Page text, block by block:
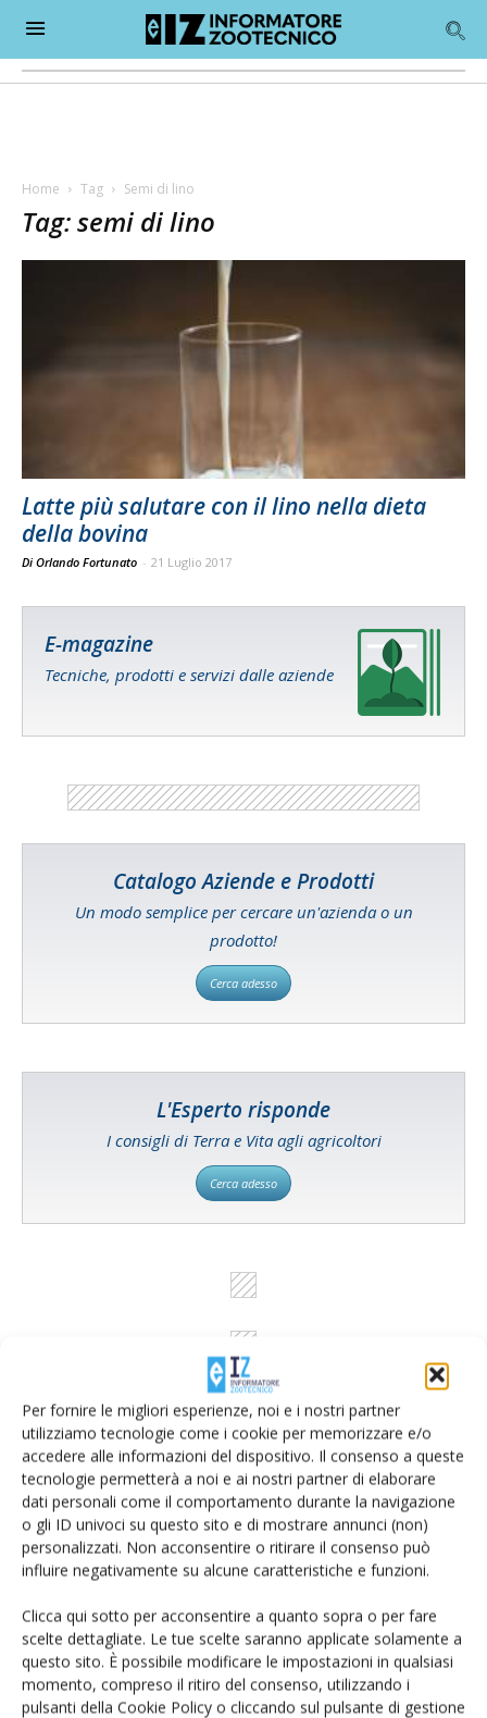
Per fornire le migliori esperienze, noi e i nostri partner
utilizziamo tecnologie come i cookie per memorizzare e/o
accedere alle informazioni del dispositivo. Il consenso a queste
tecnologie permetterà a noi e ai nostri partner di elaborare
dati personali come il comportamento durante la navigazione
o gli ID univoci su questo sito e di mostrare annunci (non)
personalizzati. Non acconsentire o ritirare il consenso può
influire negativamente su alcune caratteristiche e funzioni.
Clicca qui sotto per acconsentire a quanto sopra o per fare
scelte dettagliate. Le tue scelte saranno applicate solamente a
questo sito. È possibile modificare le impostazioni in qualsiasi
momento, compreso il ritiro del consenso, utilizzando i
pulsanti della Cookie Policy o cliccando sul pulsante di gestione
Home Tag Semi di lino
Tag: semi di lino
Latte più salutare con il lino nella dieta
della bovina
Di Orlando Fortunato - 21 Luglio 2017
E-magazine
Tecniche, prodotti e servizi dalle aziende
Catalogo Aziende e Prodotti
Un modo semplice per cercare un'azienda o un
prodotto!
Cerca adesso
L'Esperto risponde
I consigli di Terra e Vita agli agricoltori
Cerca adesso
Rimani aggiornato sul mondo
dell’agricoltura